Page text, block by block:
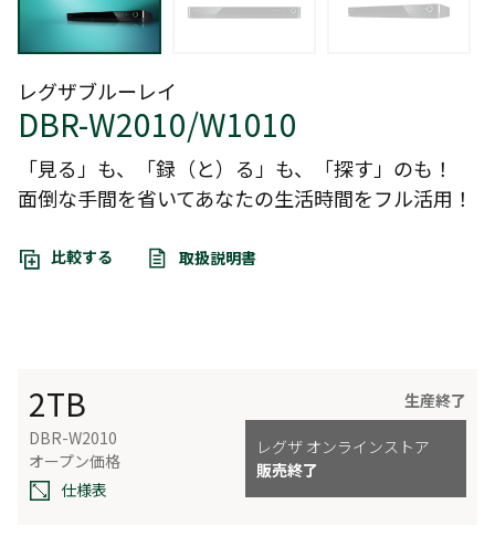
レグザブルーレイ
DBR-W2010/W1010
「見る」も、「録（と）る」も、「探す」のも！
面倒な手間を省いてあなたの生活時間をフル活用！
比較する 取扱説明書
2TB
DBR-W2010
仕様表
オープン価格
生産終了
レグザ オンラインストア
販売終了